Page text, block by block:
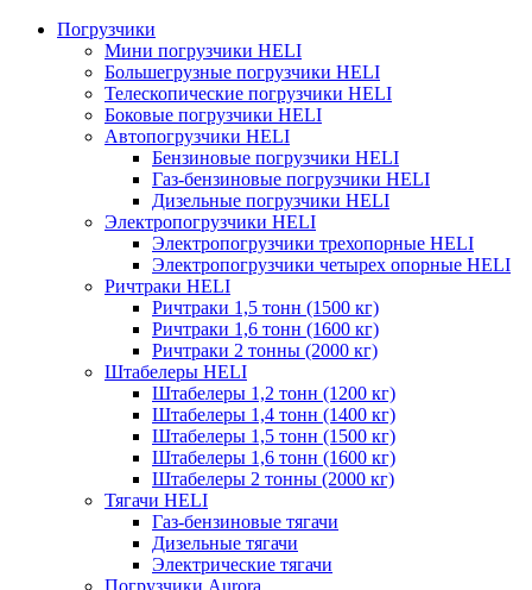
Погрузчики
Мини погрузчики HELI
Большегрузные погрузчики HELI
Телескопические погрузчики HELI
Боковые погрузчики HELI
Автопогрузчики HELI
Бензиновые погрузчики HELI
Газ-бензиновые погрузчики HELI
Дизельные погрузчики HELI
Электропогрузчики HELI
Электропогрузчики трехопорные HELI
Электропогрузчики четырех опорные HELI
Ричтраки HELI
Ричтраки 1,5 тонн (1500 кг)
Ричтраки 1,6 тонн (1600 кг)
Ричтраки 2 тонны (2000 кг)
Штабелеры HELI
Штабелеры 1,2 тонн (1200 кг)
Штабелеры 1,4 тонн (1400 кг)
Штабелеры 1,5 тонн (1500 кг)
Штабелеры 1,6 тонн (1600 кг)
Штабелеры 2 тонны (2000 кг)
Тягачи HELI
Газ-бензиновые тягачи
Дизельные тягачи
Электрические тягачи
Погрузчики Aurora